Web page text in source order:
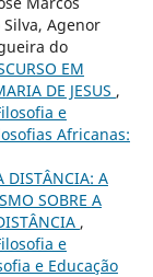
Agenor
do
EM
DE JESUS ,
e
Africanas:
DISTÂNCIA: A
SOBRE A
,
e
e Educação